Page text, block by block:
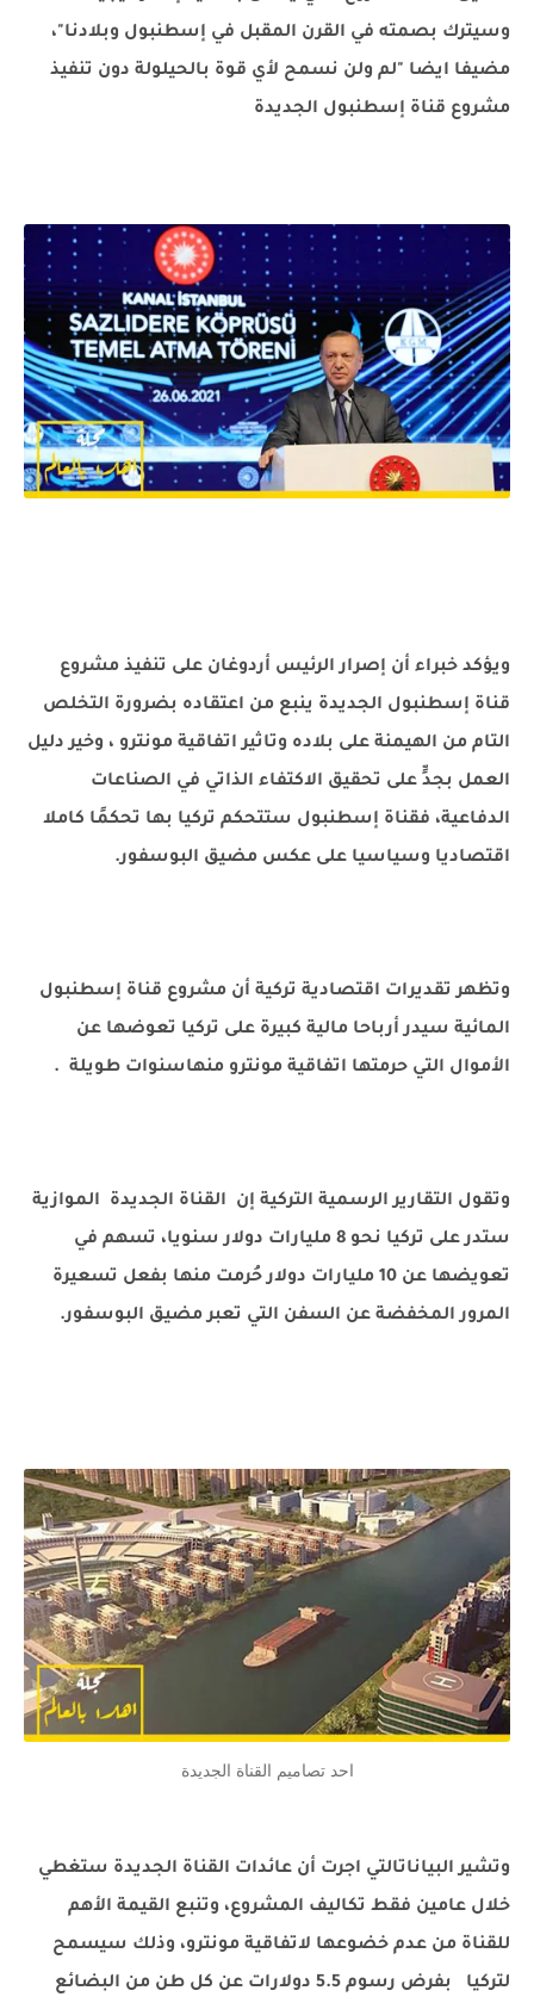
وسيترك بصمته في القرن المقبل في إسطنبول وبلادنا"،
مضيفا ايضا "لم ولن نسمح لأي قوة بالحيلولة دون تنفيذ
مشروع قناة إسطنبول الجديدة
ويؤكد خبراء أن إصرار الرئيس أردوغان على تنفيذ مشروع
قناة إسطنبول الجديدة ينبع من اعتقاده بضرورة التخلص
التام من الهيمنة على بلاده وتاثير اتفاقية مونترو ، وخير دليل
العمل بجدٍّ على تحقيق الاكتفاء الذاتي في الصناعات
الدفاعية، فقناة إسطنبول ستتحكم تركيا بها تحكمًا كاملا
اقتصاديا وسياسيا على عكس مضيق البوسفور.
وتظهر تقديرات اقتصادية تركية أن مشروع قناة إسطنبول
المائية سيدر أرباحا مالية كبيرة على تركيا تعوضها عن
الأموال التي حرمتها اتفاقية مونترو منهاسنوات طويلة .
وتقول التقارير الرسمية التركية إن القناة الجديدة الموازية
ستدر على تركيا نحو 8 مليارات دولار سنويا، تسهم في
تعويضها عن 10 مليارات دولار حُرمت منها بفعل تسعيرة
المرور المخفضة عن السفن التي تعبر مضيق البوسفور.
احد تصاميم القناة الجديدة
وتشير البياناتالتي اجرت أن عائدات القناة الجديدة ستغطي
خلال عامين فقط تكاليف المشروع، وتنبع القيمة الأهم
للقناة من عدم خضوعها لاتفاقية مونترو، وذلك سيسمح
لتركيا بفرض رسوم 5.5 دولارات عن كل طن من البضائع